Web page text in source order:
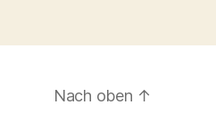
Nach oben ↑